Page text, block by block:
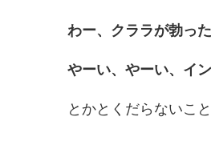
わー、クララが勃った
やーい、やーい、イ
とかとくだらないこ